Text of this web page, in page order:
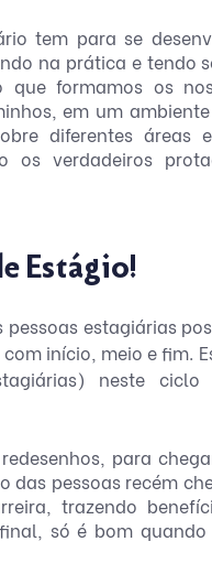
tem para se
na prática e tendo
formamos os
em um
diferentes áreas
os verdadeiros
Estágio!
estagiárias
início, meio e fim.
neste ciclo
para
pessoas recém
trazendo
só é bom quando